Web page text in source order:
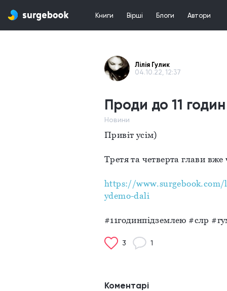
Книги Вірші Блоги Автори
Лілія Гулик
04.10.22, 12:37
Проди до 11
Новини
Привіт усім)
Третя та четверта глави вже
https://
ydemo-dali
#11годинпідземлею #слр
3 1
Коментарі